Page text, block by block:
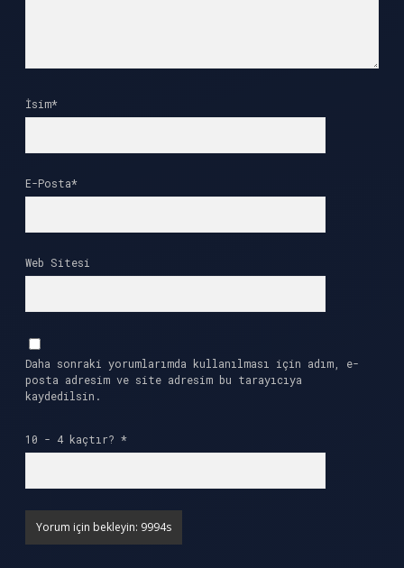
İsim*
E-Posta*
Web Sitesi
Daha sonraki yorumlarımda kullanılması için adım, e-
posta adresim ve site adresim bu tarayıcıya
kaydedilsin.
10 - 4 kaçtır? *